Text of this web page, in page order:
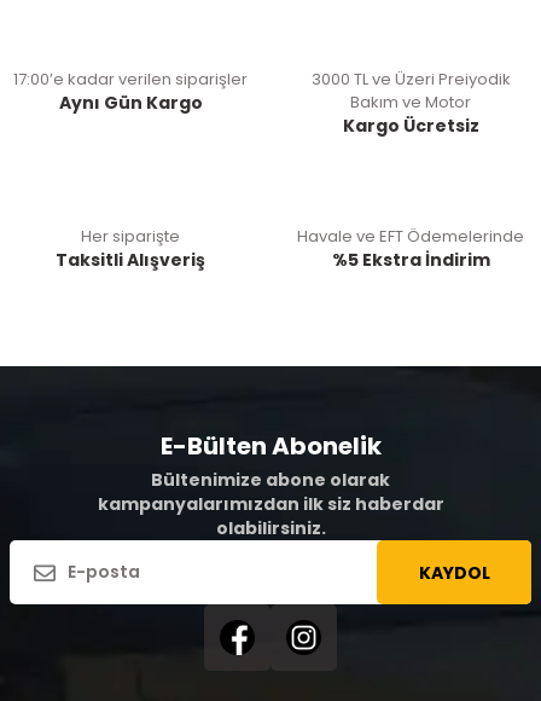
17:00’e kadar verilen siparişler
Aynı Gün Kargo
3000 TL ve Üzeri Preiyodik
Bakım ve Motor
Kargo Ücretsiz
Her siparişte
Taksitli Alışveriş
Havale ve EFT Ödemelerinde
%5 Ekstra İndirim
E-Bülten Abonelik
Bültenimize abone olarak
kampanyalarımızdan ilk siz haberdar
olabilirsiniz.
KAYDOL